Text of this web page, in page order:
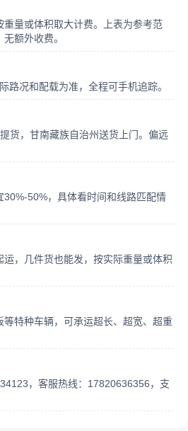
量或体积取大计费。上表为参考范
额外收费。
路况和配载为准，全程可手机追踪。
货，甘南藏族自治州送货上门。偏远
30%-50%，具体看时间和线路匹配情
，几件货也能发，按实际重量或体积
特种车辆，可承运超长、超宽、超重
，客服热线：17820636356，支